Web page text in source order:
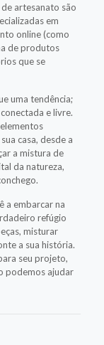
artesanato são
em
online (como
de produtos
que se
uma tendência;
e livre.
casa, desde a
a mistura de
da natureza,
a embarcar na
refúgio
misturar
a sua história.
seu projeto,
podemos ajudar